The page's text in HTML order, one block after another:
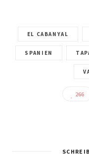
EL CABANYAL
SPANIEN
266